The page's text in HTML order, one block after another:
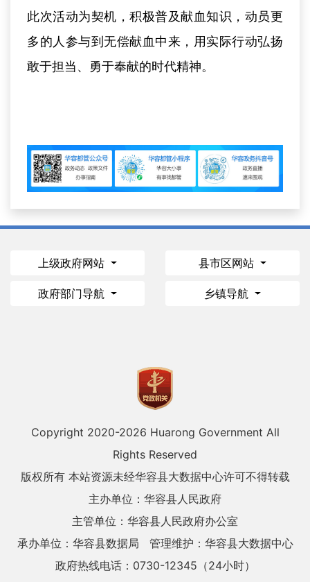
此次活动为契机，积极普及献血知识，动员更
多的人参与到无偿献血中来，用实际行动弘扬
敢于担当、勇于奉献的时代精神。
上级政府网站 县市区网站
政府部门导航 乡镇导航
Copyright 2020-2026 Huarong Government All
Rights Reserved
版权所有 本站资源未经华容县大数据中心许可不得转载
主办单位：华容县人民政府
主管单位：华容县人民政府办公室
承办单位：华容县数据局
管理维护：华容县大数据中心
政府热线电话：0730-12345（24小时）